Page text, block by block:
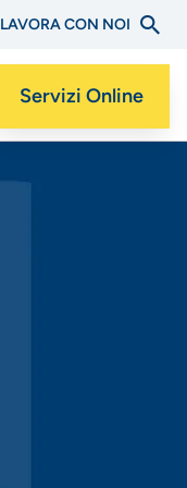
LAVORA CON NOI
Servizi Online